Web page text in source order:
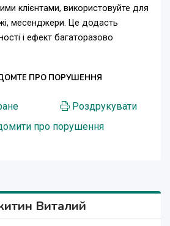
клієнтами, використовуйте для
месенджери. Це додасть
і ефект багаторазово
ПРО ПОРУШЕННЯ
Роздрукувати
про порушення
Виталий